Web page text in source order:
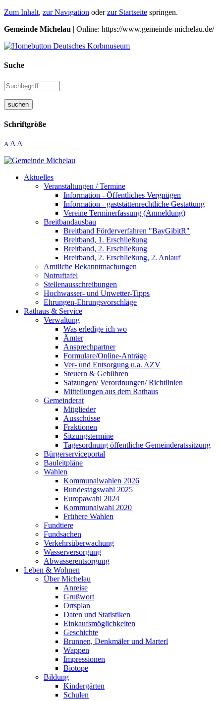
Zum Inhalt, zur Navigation oderzur Startseite springen.
Gemeinde Michelau | Online: https://www.gemeinde-michelau.de/
Suche
suchen
Schriftgröße
A A A
Aktuelles
Veranstaltungen / Termine
Information - Öffentliches Vergnügen
Information - gaststättenrechtliche Gestattung
Vereine Terminerfassung (Anmeldung)
Breitbandausbau
Breitband Förderverfahren "BayGibitR"
Breitband, 1. Erschließung
Breitband, 2. Erschließung
Breitband, 2. Erschließung, 2. Anlauf
Amtliche Bekanntmachungen
Notruftafel
Stellenausschreibungen
Hochwasser- und Unwetter-Tipps
Ehrungen-Ehrungsvorschläge
Rathaus & Service
Verwaltung
Was erledige ich wo
Ämter
Ansprechpartner
Formulare/Online-Anträge
Ver- und Entsorgung u.a. AZV
Steuern & Gebühren
Satzungen/ Verordnungen/ Richtlinien
Mitteilungen aus dem Rathaus
Gemeinderat
Mitglieder
Ausschüsse
Fraktionen
Sitzungstermine
Tagesordnung öffentliche Gemeinderatssitzung
Bürgerserviceportal
Bauleitpläne
Wahlen
Kommunalwahlen 2026
Bundestagswahl 2025
Europawahl 2024
Kommunalwahl 2020
Frühere Wahlen
Fundtiere
Fundsachen
Verkehrsüberwachung
Wasserversorgung
Abwasserentsorgung
Leben & Wohnen
Über Michelau
Anreise
Grußwort
Ortsplan
Daten und Statistiken
Einkaufsmöglichkeiten
Geschichte
Brunnen, Denkmäler und Marterl
Wappen
Impressionen
Biotope
Bildung
Kindergärten
Schulen